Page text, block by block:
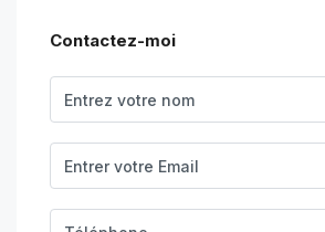
Contactez-moi